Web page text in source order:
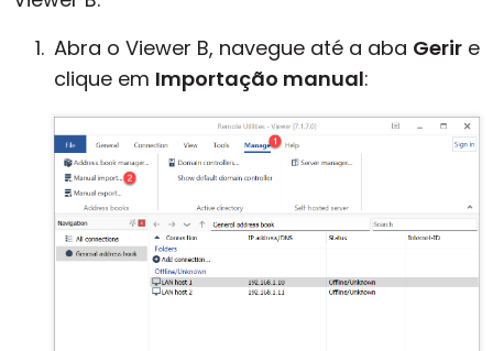
Abra o Viewer B, navegue até a aba Gerir e
clique em Importação manual: